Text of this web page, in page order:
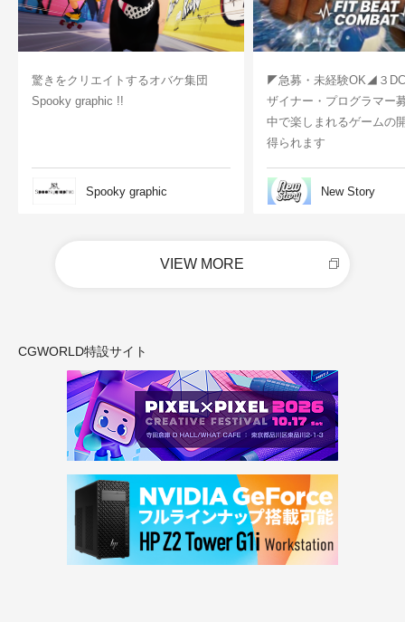
驚きをクリエイトするオバケ集団
Spooky graphic !!
Spooky graphic
◤急募・未経験OK◢３
ザイナー・プログラマー
中で楽しまれるゲームの
得られます
New Story
VIEW MORE
CGWORLD特設サイト